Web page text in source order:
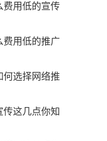
费用低的宣传
费用低的推广
何选择网络推
传这几点你知